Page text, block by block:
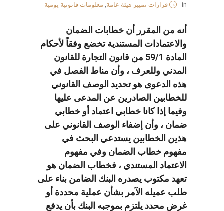
in
قرارات تمييز هيئة عامة, معلومات قانونية يومية
أنه من المقرر أن خطابات الضمان
والاعتمادات المستندية تخضع وفقاً لأحكام
المادة 59/1 من قانون التجارة للقانون
المدني وللعرف ، وأن مناط الفصل في
هذه الدعوى هو تحديد الوصف القانوني
للخطابين الصادرين عن المدعى عليها
وفيما إذا كانا خطابي اعتماد أو خطابي
ضمان ، وأن إضفاء الوصف القانوني على
هذين الخطابين يستدعي البحث في
مفهوم خطاب الضمان وفي مفهوم
الاعتماد المستندي ، فخطاب الضمان هو
تعهد مكتوب يصدره البنك الضامن بناء على
طلب عميله الآمر بشأن عملية محددة أو
غرض محدد يلتزم بموجبه البنك بأن يدفع